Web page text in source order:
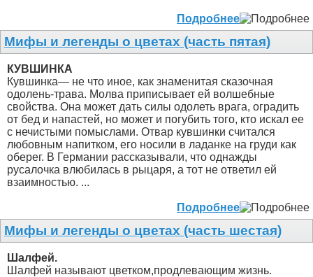
Подробнее
Мифы и легенды о цветах (часть пятая)
КУВШИНКА
Кувшинка— не что иное, как знаменитая сказочная
одолень-трава. Молва приписывает ей волшебные
свойства. Она может дать силы одолеть врага, оградить
от бед и напастей, но может и погубить того, кто искал ее
с нечистыми помыслами. Отвар кувшинки считался
любовным напитком, его носили в ладанке на груди как
оберег. В Германии рассказывали, что однажды
русалочка влюбилась в рыцаря, а тот не ответил ей
взаимностью. ...
Подробнее
Мифы и легенды о цветах (часть шестая)
Шалфей.
Шалфей называют цветком,продлевающим жизнь.